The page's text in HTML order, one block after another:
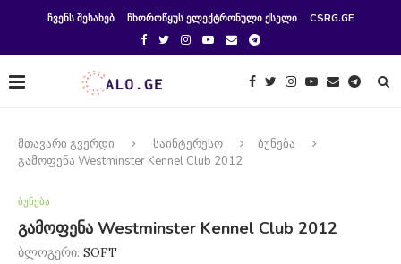
ᲩᲕᲔᲜᲡ ᲨᲔᲡᲐᲮᲔᲑ ᲩᲮᲝᲠᲝᲬᲧᲣᲡ ᲔᲚᲔᲥᲢᲠᲝᲜᲣᲚᲘ ᲥᲡᲔᲚᲘ CSRG.GE
მთავარი გვერდი საინტერესო
ბუნება
გამოფენა Westminster Kennel Club 2012
ბუნება
გამოფენა Westminster Kennel Club 2012
ბლოგერი: SOFT